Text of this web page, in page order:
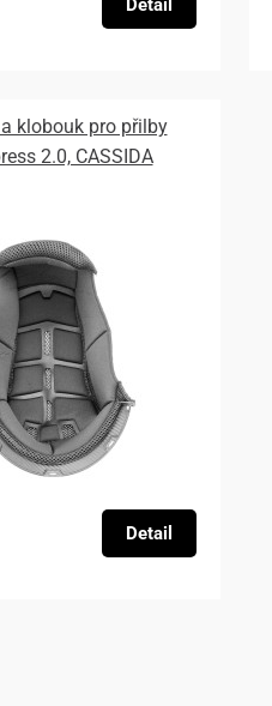
Detail
klobouk pro přilby
2.0, CASSIDA
Detail